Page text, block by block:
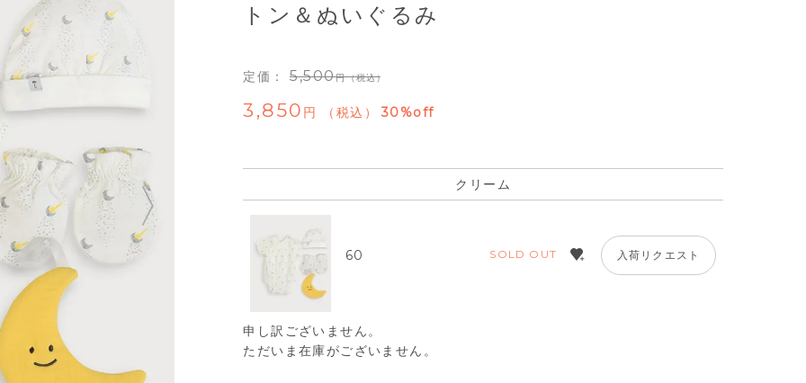
トン＆ぬいぐるみ
定価： 5,500 （税込）
3,850 税込 30%off
クリーム
60 SOLD OUT 入荷リクエスト
申し訳ございません。
ただいま在庫がございません。